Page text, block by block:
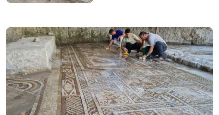
tatilinde 3 bin kişi ziyaret etti.